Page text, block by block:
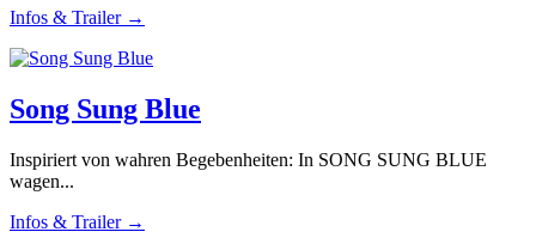
Infos & Trailer →
Song Sung Blue
Inspiriert von wahren Begebenheiten: In SONG SUNG BLUE
wagen...
Infos & Trailer →